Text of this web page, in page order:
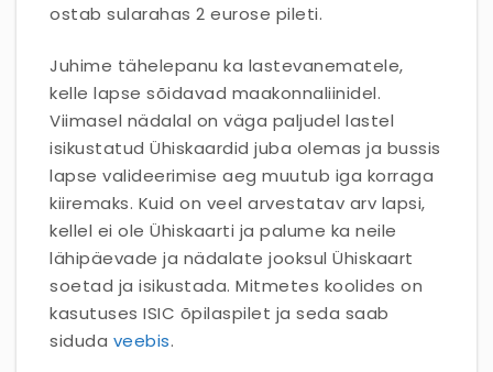
ostab sularahas 2 eurose pileti.
Juhime tähelepanu ka lastevanematele,
kelle lapse sõidavad maakonnaliinidel.
Viimasel nädalal on väga paljudel lastel
isikustatud Ühiskaardid juba olemas ja bussis
lapse valideerimise aeg muutub iga korraga
kiiremaks. Kuid on veel arvestatav arv lapsi,
kellel ei ole Ühiskaarti ja palume ka neile
lähipäevade ja nädalate jooksul Ühiskaart
soetad ja isikustada. Mitmetes koolides on
kasutuses ISIC õpilaspilet ja seda saab
siduda veebis.